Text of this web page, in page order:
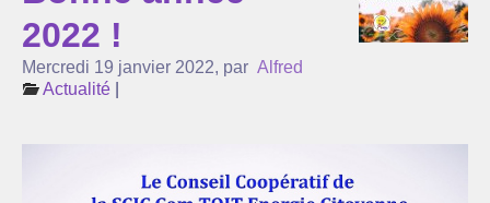
L’association Com’Toit
Nos partenaires
2022 !
Mercredi 19 janvier 2022, par Alfred
Actualité